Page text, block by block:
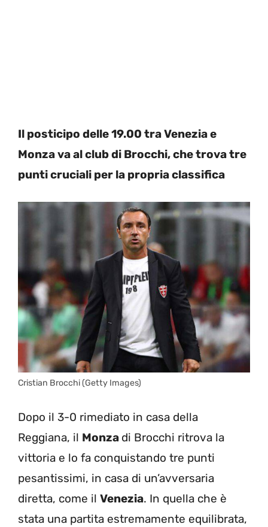
Il posticipo delle 19.00 tra Venezia e
Monza va al club di Brocchi, che trova tre
punti cruciali per la propria classifica
Cristian Brocchi (Getty Images)
Dopo il 3-0 rimediato in casa della
Reggiana, il Monza di Brocchi ritrova la
vittoria e lo fa conquistando tre punti
pesantissimi, in casa di un’avversaria
diretta, come il Venezia. In quella che è
stata una partita estremamente equilibrata,